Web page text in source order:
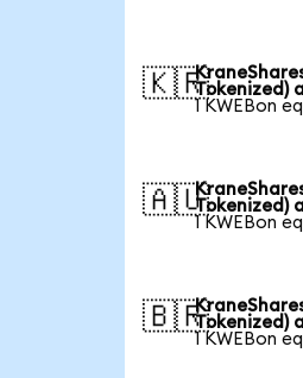
🇰🇷Tokenized)
1 KWEBon
🇦🇺Tokenized)
1 KWEBon
🇧🇷Tokenized)
1 KWEBon